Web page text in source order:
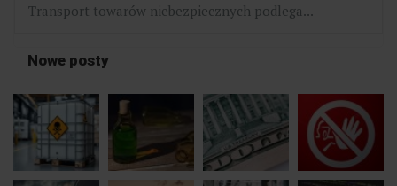
Transport towarów niebezpiecznych podlega...
Nowe posty